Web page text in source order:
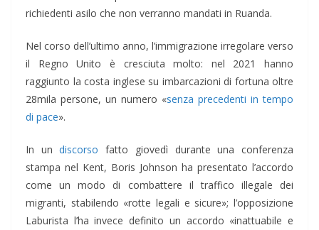
richiedenti asilo che non verranno mandati in Ruanda.
Nel corso dell’ultimo anno, l’immigrazione irregolare verso
il Regno Unito è cresciuta molto: nel 2021 hanno
raggiunto la costa inglese su imbarcazioni di fortuna oltre
28mila persone, un numero «senza precedenti in tempo
di pace».
In undiscorso fatto giovedì durante una conferenza
stampa nel Kent, Boris Johnson ha presentato l’accordo
come un modo di combattere il traffico illegale dei
migranti, stabilendo «rotte legali e sicure»; l’opposizione
Laburista l’ha invece definito un accordo «inattuabile e